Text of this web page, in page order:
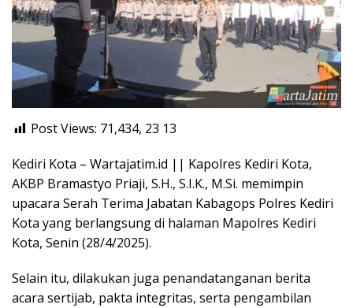
Post Views: 71,434, 23 13
Kediri Kota – Wartajatim.id || Kapolres Kediri Kota,
AKBP Bramastyo Priaji, S.H., S.I.K., M.Si. memimpin
upacara Serah Terima Jabatan Kabagops Polres Kediri
Kota yang berlangsung di halaman Mapolres Kediri
Kota, Senin (28/4/2025).
Selain itu, dilakukan juga penandatanganan berita
acara sertijab, pakta integritas, serta pengambilan